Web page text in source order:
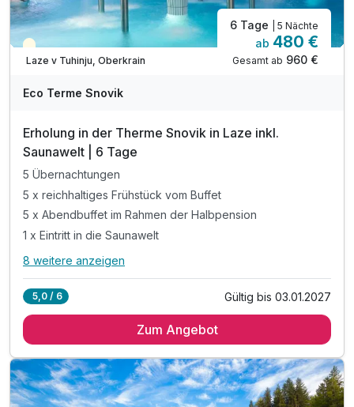
Teilweise ausgelastet
Laze v Tuhinju, Oberkrain
6 Tage | 5 Nächte
ab 480 €
Gesamt ab 960 €
Eco Terme Snovik
Erholung in der Therme Snovik in Laze inkl.
Saunawelt | 6 Tage
5 Übernachtungen
5 x reichhaltiges Frühstück vom Buffet
5 x Abendbuffet im Rahmen der Halbpension
1 x Eintritt in die Saunawelt
Alle Inklusivleistungen
5 x reichhaltiges Frühstück vom Buffet
1 x Eintritt in die Saunawelt
inkl. 10% Ermäßigung auf Wellnessbehandlungen
8 weitere anzeigen
5,0 / 6 Gültig bis 03.01.2027
Zum Angebot